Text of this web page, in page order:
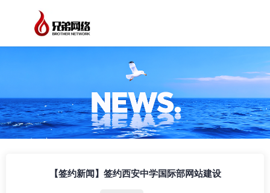
【签约新闻】签约西安中学国际部网站建设